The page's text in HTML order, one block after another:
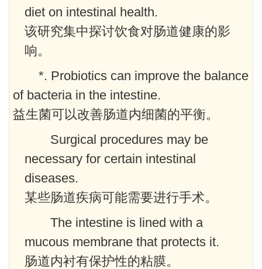
diet on intestinal health.
该研究集中探讨饮食对肠道健康的影
响。
*. Probiotics can improve the balance
of bacteria in the intestine.
益生菌可以改善肠道内细菌的平衡。
Surgical procedures may be
necessary for certain intestinal
diseases.
某些肠道疾病可能需要进行手术。
The intestine is lined with a
mucous membrane that protects it.
肠道内衬有保护性的粘膜。